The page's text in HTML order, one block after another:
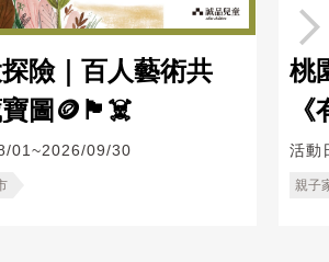
險｜百人藝術共
圖🪙🏴‍☠️
01~2026/09/30
桃
活動
親子